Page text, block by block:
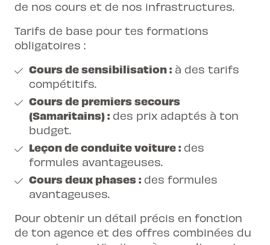
de nos cours et de nos infrastructures.
Tarifs de base pour tes formations
obligatoires :
Cours de sensibilisation : à des tarifs
compétitifs.
Cours de premiers secours
(Samaritains) : des prix adaptés à ton
budget.
Leçon de conduite voiture : des
formules avantageuses.
Cours deux phases : des formules
avantageuses.
Pour obtenir un détail précis en fonction
de ton agence et des offres combinées du